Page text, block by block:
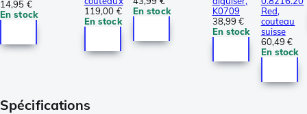
14,95 €
En stock
119,00 €
En stock
En stock
K0709
38,99 €
En stock
Red,
couteau
suisse
60,49 €
En stock
Spécifications